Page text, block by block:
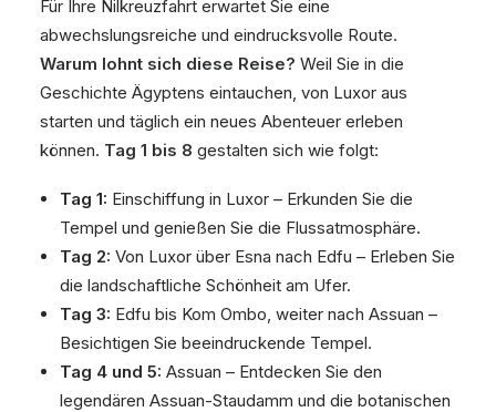
Für Ihre Nilkreuzfahrt erwartet Sie eine
abwechslungsreiche und eindrucksvolle Route.
Warum lohnt sich diese Reise? Weil Sie in die
Geschichte Ägyptens eintauchen, von Luxor aus
starten und täglich ein neues Abenteuer erleben
können. Tag 1 bis 8 gestalten sich wie folgt:
Tag 1: Einschiffung in Luxor – Erkunden Sie die
Tempel und genießen Sie die Flussatmosphäre.
Tag 2: Von Luxor über Esna nach Edfu – Erleben Sie
die landschaftliche Schönheit am Ufer.
Tag 3: Edfu bis Kom Ombo, weiter nach Assuan –
Besichtigen Sie beeindruckende Tempel.
Tag 4 und 5: Assuan – Entdecken Sie den
legendären Assuan-Staudamm und die botanischen